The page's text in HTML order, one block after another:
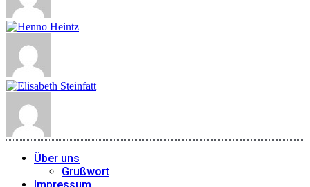
Über uns
Grußwort